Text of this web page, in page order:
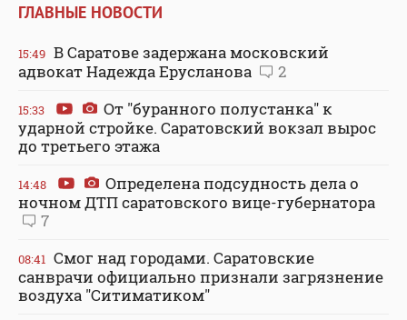
ГЛАВНЫЕ НОВОСТИ
15:49 В Саратове задержана московский
адвокат Надежда Ерусланова
2
15:33
От "буранного полустанка" к
ударной стройке. Саратовский вокзал вырос
до третьего этажа
14:48
Определена подсудность дела о
ночном ДТП саратовского вице-губернатора
7
08:41 Смог над городами. Саратовские
санврачи официально признали загрязнение
воздуха "Ситиматиком"